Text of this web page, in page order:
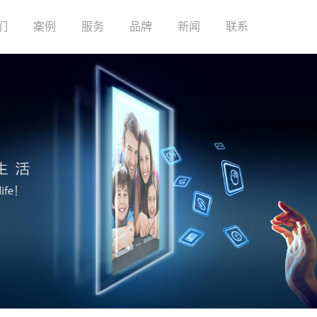
案例 服务 品牌 新闻 联系